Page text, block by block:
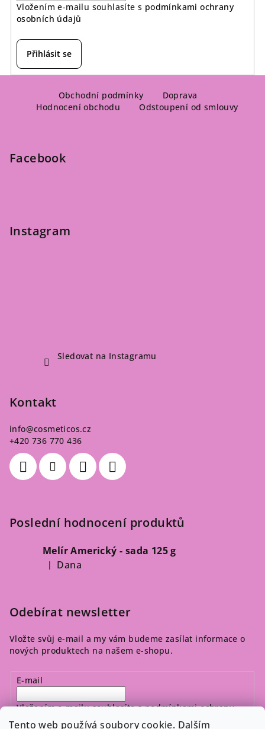
Tento web používá soubory cookie. Dalším
Vložením e-mailu souhlasíte s podmínkami ochrany
osobních údajů
Přihlásit se
Obchodní podmínky
Doprava
Hodnocení obchodu
Odstoupení od smlouvy
Facebook
Instagram
Sledovat na Instagramu
Kontakt
info@cosmeticos.cz
+420 736 770 436
Poslední hodnocení produktů
Melír Americký - sada 125 g
Hodnocení produktu je 5 z 5 hvězdiček.
| Dana
Odebírat newsletter
Vložte svůj e-mail a my vám budeme zasílat informace o
nových produktech na našem e-shopu.
E-mail
Vložením e-mailu souhlasíte spodmínkami ochrany
osobních údajů